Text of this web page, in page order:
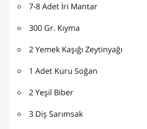
7-8 Adet İri Mantar
300 Gr. Kıyma
2 Yemek Kaşığı Zeytinyağı
1 Adet Kuru Soğan
2 Yeşil Biber
3 Diş Sarımsak